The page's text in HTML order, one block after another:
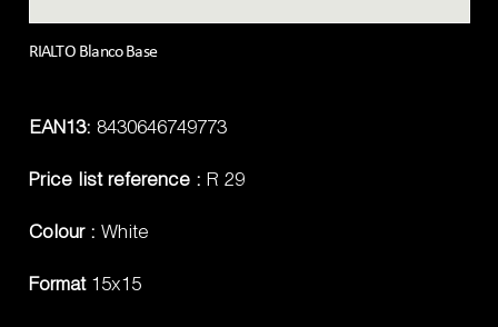
RIALTO Blanco Base
EAN13: 8430646749773
Price list reference : R 29
Colour : White
Format 15x15